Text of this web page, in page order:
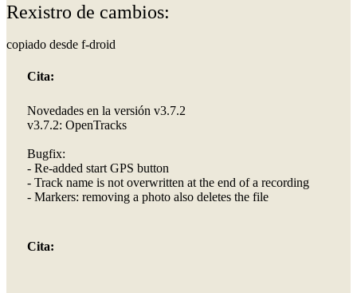
Rexistro de cambios:
copiado desde f-droid
Cita:
Novedades en la versión v3.7.2
v3.7.2: OpenTracks
Bugfix:
- Re-added start GPS button
- Track name is not overwritten at the end of a recording
- Markers: removing a photo also deletes the file
Cita: